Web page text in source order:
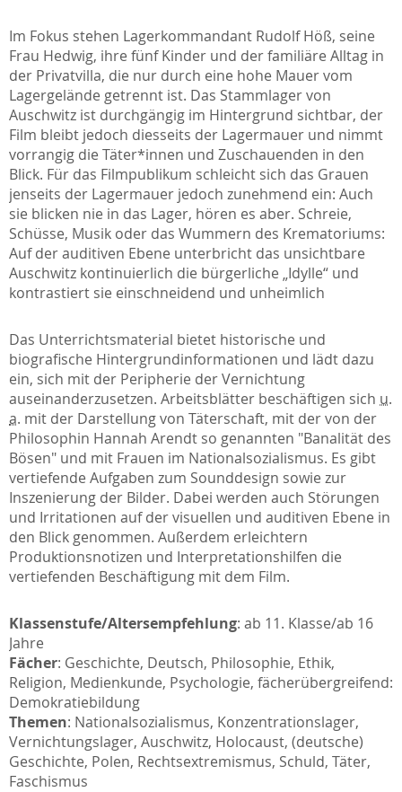
Im Fokus stehen Lagerkommandant Rudolf Höß, seine
Frau Hedwig, ihre fünf Kinder und der familiäre Alltag in
der Privatvilla, die nur durch eine hohe Mauer vom
Lagergelände getrennt ist. Das Stammlager von
Auschwitz ist durchgängig im Hintergrund sichtbar, der
Film bleibt jedoch diesseits der Lagermauer und nimmt
vorrangig die Täter*innen und Zuschauenden in den
Blick. Für das Filmpublikum schleicht sich das Grauen
jenseits der Lagermauer jedoch zunehmend ein: Auch
sie blicken nie in das Lager, hören es aber. Schreie,
Schüsse, Musik oder das Wummern des Krematoriums:
Auf der auditiven Ebene unterbricht das unsichtbare
Auschwitz kontinuierlich die bürgerliche „Idylle“ und
kontrastiert sie einschneidend und unheimlich
Das Unterrichtsmaterial bietet historische und
biografische Hintergrundinformationen und lädt dazu
ein, sich mit der Peripherie der Vernichtung
auseinanderzusetzen. Arbeitsblätter beschäftigen sich u.
a. mit der Darstellung von Täterschaft, mit der von der
Philosophin Hannah Arendt so genannten "Banalität des
Bösen" und mit Frauen im Nationalsozialismus. Es gibt
vertiefende Aufgaben zum Sounddesign sowie zur
Inszenierung der Bilder. Dabei werden auch Störungen
und Irritationen auf der visuellen und auditiven Ebene in
den Blick genommen. Außerdem erleichtern
Produktionsnotizen und Interpretationshilfen die
vertiefenden Beschäftigung mit dem Film.
Klassenstufe/Altersempfehlung: ab 11. Klasse/ab 16
Jahre
Fächer: Geschichte, Deutsch, Philosophie, Ethik,
Religion, Medienkunde, Psychologie, fächerübergreifend:
Demokratiebildung
Themen: Nationalsozialismus, Konzentrationslager,
Vernichtungslager, Auschwitz, Holocaust, (deutsche)
Geschichte, Polen, Rechtsextremismus, Schuld, Täter,
Faschismus